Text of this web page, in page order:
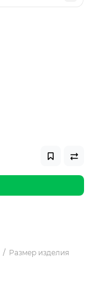
Размер изделия